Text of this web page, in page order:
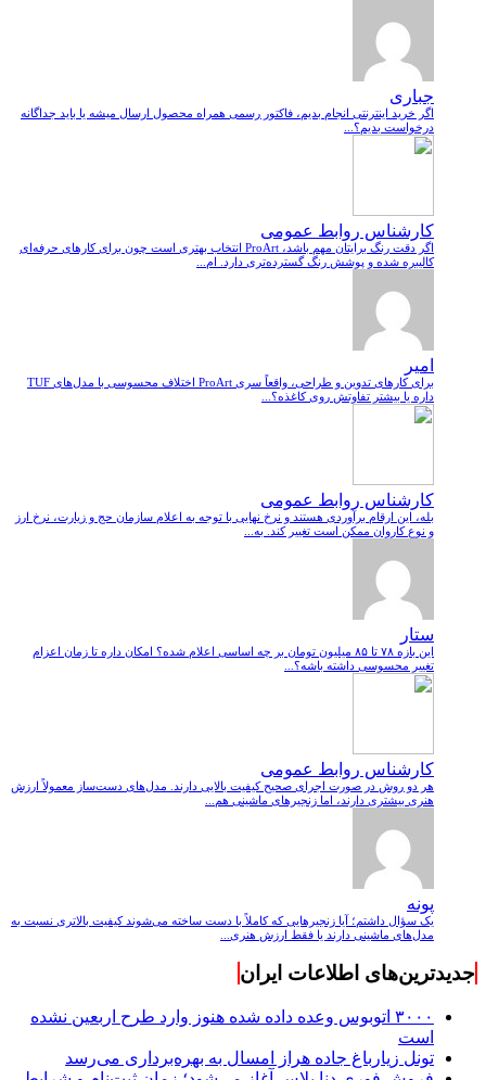
جباری
اگر خرید اینترنتی انجام بدیم، فاکتور رسمی همراه محصول ارسال میشه یا باید جداگانه
درخواست بدیم؟...
کارشناس روابط عمومی
اگر دقت رنگ برایتان مهم باشد، ProArt انتخاب بهتری است چون برای کارهای حرفه‌ای
کالیبره شده و پوشش رنگ گسترده‌تری دارد. ام...
امیر
برای کارهای تدوین و طراحی، واقعاً سری ProArt اختلاف محسوسی با مدل‌های TUF
داره یا بیشتر تفاوتش روی کاغذه؟...
کارشناس روابط عمومی
بله، این ارقام برآوردی هستند و نرخ نهایی با توجه به اعلام سازمان حج و زیارت، نرخ ارز
و نوع کاروان ممکن است تغییر کند. به...
ستار
این بازه ۷۸ تا ۸۵ میلیون تومان بر چه اساسی اعلام شده؟ امکان داره تا زمان اعزام
تغییر محسوسی داشته باشه؟...
کارشناس روابط عمومی
هر دو روش در صورت اجرای صحیح کیفیت بالایی دارند. مدل‌های دست‌ساز معمولاً ارزش
هنری بیشتری دارند، اما زنجیرهای ماشینی هم...
پونه
یک سؤال داشتم؛ آیا زنجیرهایی که کاملاً با دست ساخته می‌شوند کیفیت بالاتری نسبت به
مدل‌های ماشینی دارند یا فقط ارزش هنری...
جدیدترین‌های اطلاعات ایران
۳۰۰۰ اتوبوس وعده داده شده هنوز وارد طرح اربعین نشده
است
تونل زیارباغ جاده هراز امسال به بهره‌برداری می‌رسد